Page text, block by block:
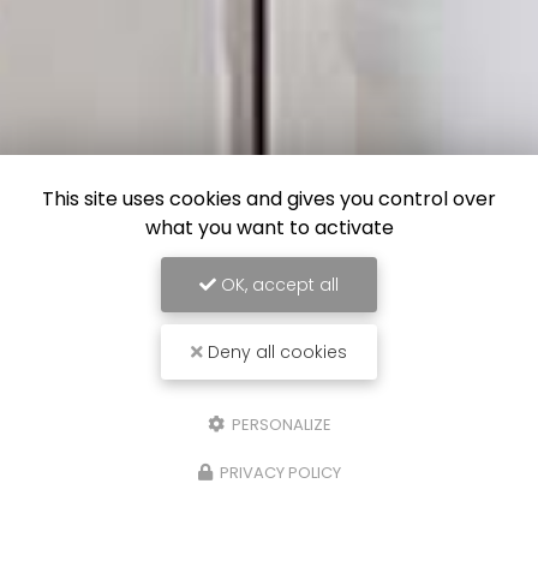
This site uses cookies and gives you control over
what you want to activate
OK, accept all
Deny all cookies
PERSONALIZE
PRIVACY POLICY